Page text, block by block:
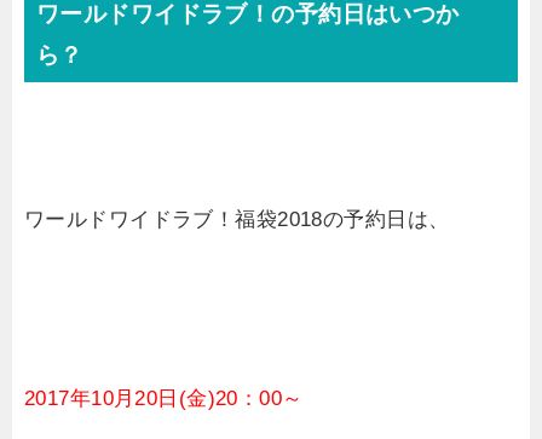
ワールドワイドラブ！の予約日はいつか
ら？
ワールドワイドラブ！福袋2018の予約日は、
2017年10月20日(金)20：00～